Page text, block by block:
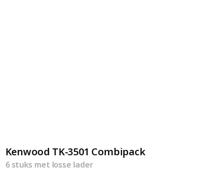
Kenwood TK-3501 Combipack
6 stuks met losse lader